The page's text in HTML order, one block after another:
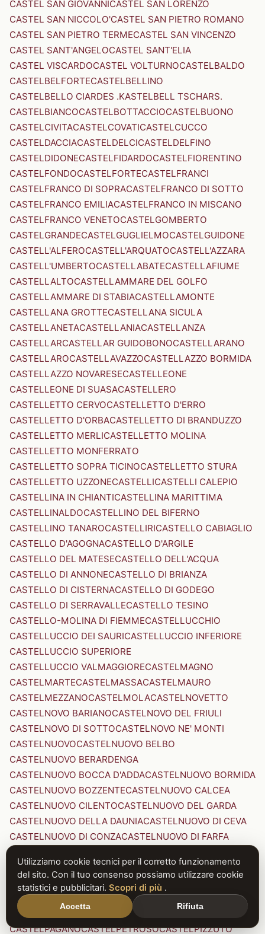
CASTEL SAN GIOVANNICASTEL SAN LORENZO
CASTEL SAN NICCOLO'CASTEL SAN PIETRO ROMANO
CASTEL SAN PIETRO TERMECASTEL SAN VINCENZO
CASTEL SANT'ANGELOCASTEL SANT'ELIA
CASTEL VISCARDOCASTEL VOLTURNOCASTELBALDO
CASTELBELFORTECASTELBELLINO
CASTELBELLO CIARDES .KASTELBELL TSCHARS.
CASTELBIANCOCASTELBOTTACCIOCASTELBUONO
CASTELCIVITACASTELCOVATICASTELCUCCO
CASTELDACCIACASTELDELCICASTELDELFINO
CASTELDIDONECASTELFIDARDOCASTELFIORENTINO
CASTELFONDOCASTELFORTECASTELFRANCI
CASTELFRANCO DI SOPRACASTELFRANCO DI SOTTO
CASTELFRANCO EMILIACASTELFRANCO IN MISCANO
CASTELFRANCO VENETOCASTELGOMBERTO
CASTELGRANDECASTELGUGLIELMOCASTELGUIDONE
CASTELL'ALFEROCASTELL'ARQUATOCASTELL'AZZARA
CASTELL'UMBERTOCASTELLABATECASTELLAFIUME
CASTELLALTOCASTELLAMMARE DEL GOLFO
CASTELLAMMARE DI STABIACASTELLAMONTE
CASTELLANA GROTTECASTELLANA SICULA
CASTELLANETACASTELLANIACASTELLANZA
CASTELLARCASTELLAR GUIDOBONOCASTELLARANO
CASTELLAROCASTELLAVAZZOCASTELLAZZO BORMIDA
CASTELLAZZO NOVARESECASTELLEONE
CASTELLEONE DI SUASACASTELLERO
CASTELLETTO CERVOCASTELLETTO D'ERRO
CASTELLETTO D'ORBACASTELLETTO DI BRANDUZZO
CASTELLETTO MERLICASTELLETTO MOLINA
CASTELLETTO MONFERRATO
CASTELLETTO SOPRA TICINOCASTELLETTO STURA
CASTELLETTO UZZONECASTELLICASTELLI CALEPIO
CASTELLINA IN CHIANTICASTELLINA MARITTIMA
CASTELLINALDOCASTELLINO DEL BIFERNO
CASTELLINO TANAROCASTELLIRICASTELLO CABIAGLIO
CASTELLO D'AGOGNACASTELLO D'ARGILE
CASTELLO DEL MATESECASTELLO DELL'ACQUA
CASTELLO DI ANNONECASTELLO DI BRIANZA
CASTELLO DI CISTERNACASTELLO DI GODEGO
CASTELLO DI SERRAVALLECASTELLO TESINO
CASTELLO-MOLINA DI FIEMMECASTELLUCCHIO
CASTELLUCCIO DEI SAURICASTELLUCCIO INFERIORE
CASTELLUCCIO SUPERIORE
CASTELLUCCIO VALMAGGIORECASTELMAGNO
CASTELMARTECASTELMASSACASTELMAURO
CASTELMEZZANOCASTELMOLACASTELNOVETTO
CASTELNOVO BARIANOCASTELNOVO DEL FRIULI
CASTELNOVO DI SOTTOCASTELNOVO NE' MONTI
CASTELNUOVOCASTELNUOVO BELBO
CASTELNUOVO BERARDENGA
CASTELNUOVO BOCCA D'ADDACASTELNUOVO BORMIDA
CASTELNUOVO BOZZENTECASTELNUOVO CALCEA
CASTELNUOVO CILENTOCASTELNUOVO DEL GARDA
CASTELNUOVO DELLA DAUNIACASTELNUOVO DI CEVA
CASTELNUOVO DI CONZACASTELNUOVO DI FARFA
CASTELNUOVO DI PORTO CASTELNUOVO DON BOSCO
CASTELNUOVO MAGRACASTELNUOVO NIGRA
CASTELNUOVO PARANOCASTELNUOVO RANGONE
CASTELNUOVO SCRIVIA
CASTELNUOVO VAL DI CECINA
CASTELPAGANOCASTELPETROSOCASTELPIZZUTO
Utilizziamo cookie tecnici per il corretto funzionamento
del sito. Con il tuo consenso possiamo utilizzare cookie
statistici e pubblicitari. Scopri di più .
Accetta Rifiuta